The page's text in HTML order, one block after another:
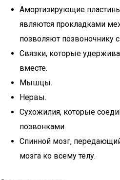
Амортизирующие
являются прокладками
позволяют позвоночнику
Связки, которые
вместе.
Мышцы.
Нервы.
Сухожилия, которые
позвонками.
Спинной мозг,
мозга ко всему телу.